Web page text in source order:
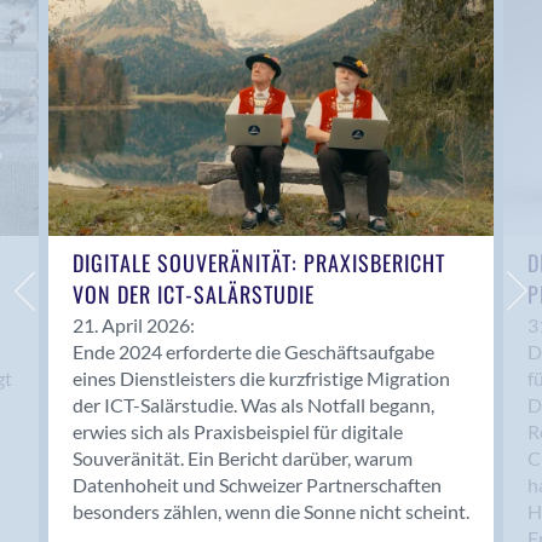
Anwil
Appenzell
Au SG
Baar
Baden
Balsthal
Balzers
Basel
Bassersdorf
Belp
Bendern
Benken (SG)
Bergdietikon
Berlin
Bern
Bern - Liebefeld
DIGITALE SOUVERÄNITÄT: PRAXISBERICHT
VON DER ICT-SALÄRSTUDIE
21. April 2026:
Ende 2024 erforderte die Geschäftsaufgabe
eines Dienstleisters die kurzfristige Migration
der ICT-Salärstudie. Was als Notfall begann,
erwies sich als Praxisbeispiel für digitale
Souveränität. Ein Bericht darüber, warum
Datenhoheit und Schweizer Partnerschaften
besonders zählen, wenn die Sonne nicht scheint.